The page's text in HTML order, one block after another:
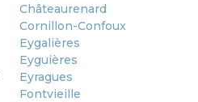
Châteaurenard
Cornillon-Confoux
Eygalières
Eyguières
Eyragues
Fontvieille